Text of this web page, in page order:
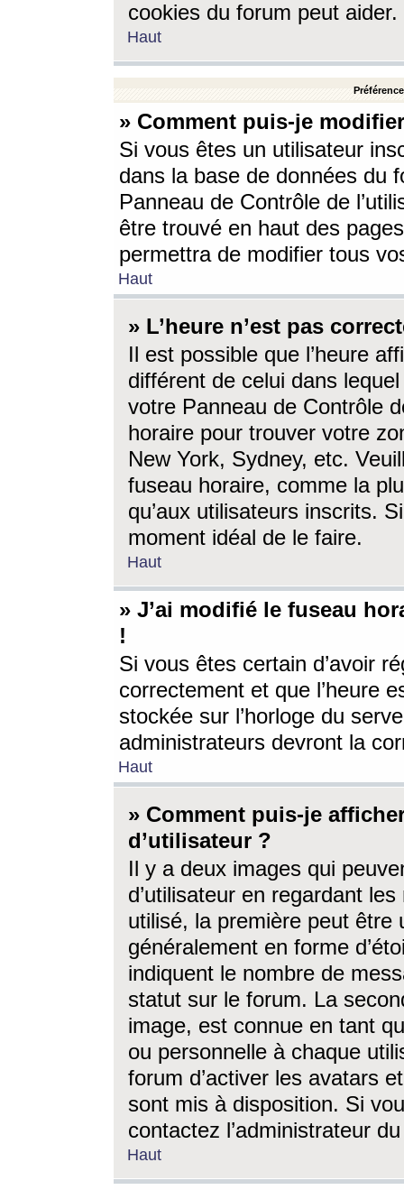
cookies du forum peut aider.
Haut
» Comment puis-je
Si vous êtes un utilisateur
dans la base de données du
Panneau de Contrôle de
être trouvé en haut des
permettra de modifier tous
Haut
» L’heure n’est pas
Il est possible que l’heure
différent de celui dans
votre Panneau de Contrôle
horaire pour trouver votre
New York, Sydney, etc.
fuseau horaire, comme la
qu’aux utilisateurs inscrits.
moment idéal de le faire.
Haut
» J’ai modifié le fuseau
!
Si vous êtes certain d’avoir
correctement et que l’heure
stockée sur l’horloge du
administrateurs devront la
Haut
» Comment puis-je
d’utilisateur ?
Il y a deux images qui
d’utilisateur en regardant
utilisé, la première peut être
généralement en forme
indiquent le nombre de
statut sur le forum. La
image, est connue en tant
ou personnelle à chaque
forum d’activer les avatars
sont mis à disposition. Si
contactez l’administrateur
Haut